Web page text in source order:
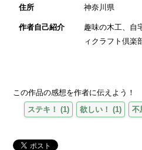
住所 神奈川県
作者自己紹介
趣味の木工、自
ィクラフト倶楽
この作品の感想を作者に伝えよう！
ステキ！
(1) 欲しい！ (1) 不